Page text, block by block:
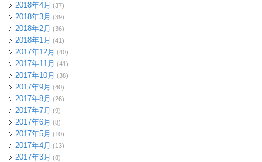
2018年4月 (37)
2018年3月 (39)
2018年2月 (36)
2018年1月 (41)
2017年12月 (40)
2017年11月 (41)
2017年10月 (38)
2017年9月 (40)
2017年8月 (26)
2017年7月 (9)
2017年6月 (8)
2017年5月 (10)
2017年4月 (13)
2017年3月 (8)